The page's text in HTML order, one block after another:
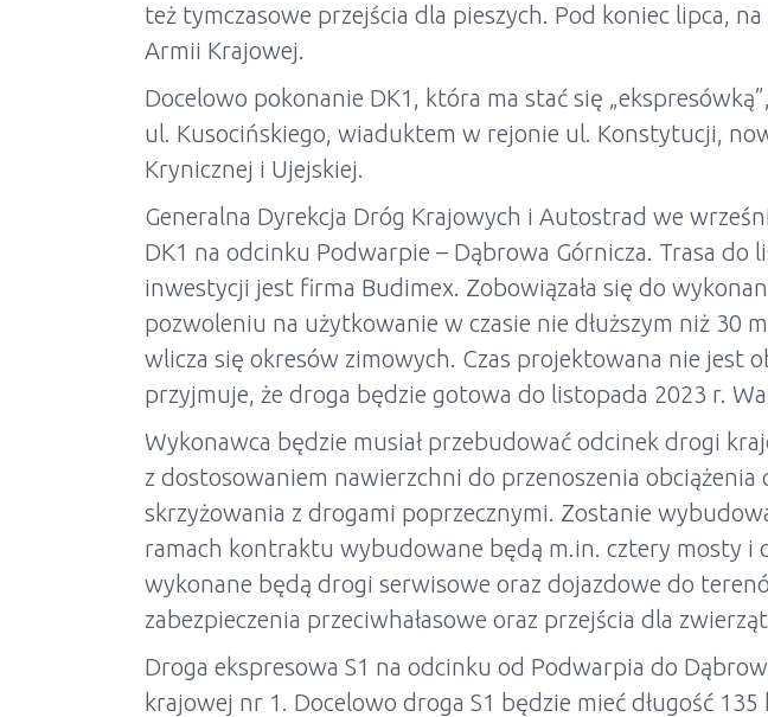
też tymczasowe przejścia dla pieszych. Pod koniec lipca,
Armii Krajowej.
Docelowo pokonanie DK1, która ma stać się
ul. Kusocińskiego, wiaduktem w rejonie ul. Konstytucji,
Krynicznej i Ujejskiej.
Generalna Dyrekcja Dróg Krajowych i Autostrad we
DK1 na odcinku Podwarpie – Dąbrowa Górnicza. Trasa
inwestycji jest firma Budimex. Zobowiązała się do
pozwoleniu na użytkowanie w czasie nie dłuższym niż 30
wlicza się okresów zimowych. Czas projektowana nie jest
przyjmuje, że droga będzie gotowa do listopada 2023 r.
Wykonawca będzie musiał przebudować odcinek drogi
z dostosowaniem nawierzchni do przenoszenia
skrzyżowania z drogami poprzecznymi. Zostanie
ramach kontraktu wybudowane będą m.in. cztery mosty i
wykonane będą drogi serwisowe oraz dojazdowe do
zabezpieczenia przeciwhałasowe oraz przejścia dla
Droga ekspresowa S1 na odcinku od Podwarpia do
krajowej nr 1. Docelowo droga S1 będzie mieć długość